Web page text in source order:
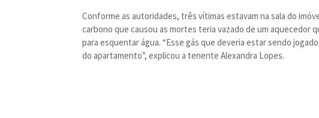
Conforme as autoridades, três vítimas estavam na sala do
carbono que causou as mortes teria vazado de um aquecedor
para esquentar água. “Esse gás que deveria estar sendo
do apartamento”, explicou a tenente Alexandra Lopes.